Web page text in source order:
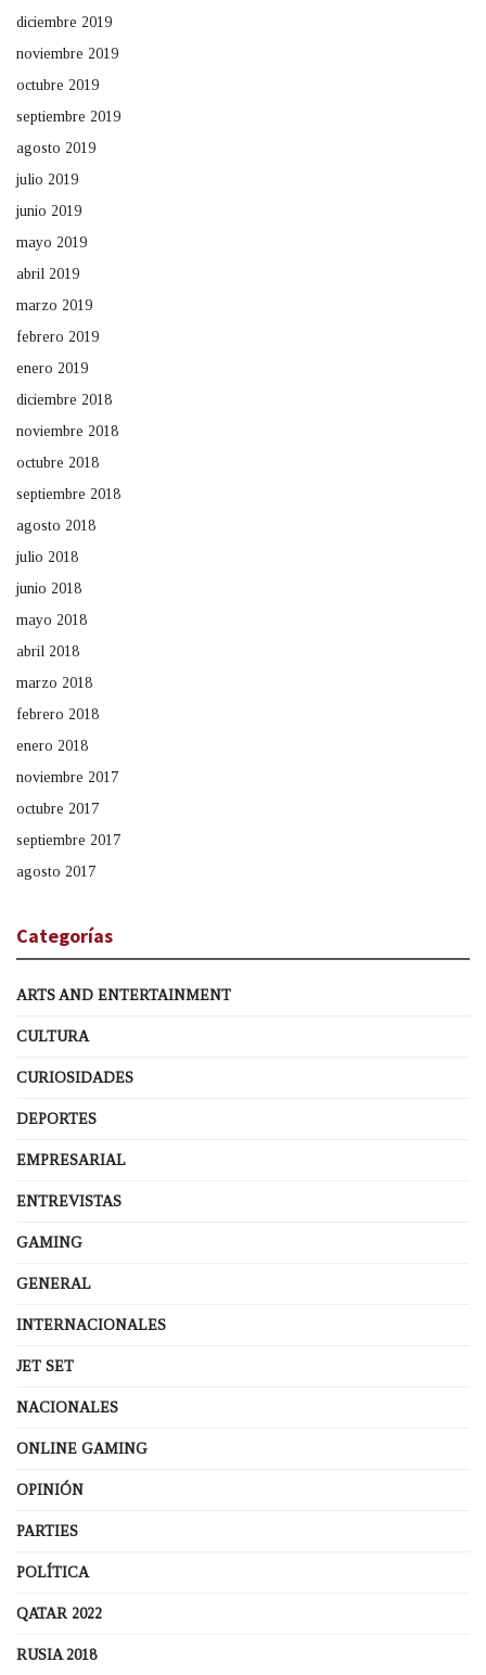
diciembre 2019
noviembre 2019
octubre 2019
septiembre 2019
agosto 2019
julio 2019
junio 2019
mayo 2019
abril 2019
marzo 2019
febrero 2019
enero 2019
diciembre 2018
noviembre 2018
octubre 2018
septiembre 2018
agosto 2018
julio 2018
junio 2018
mayo 2018
abril 2018
marzo 2018
febrero 2018
enero 2018
noviembre 2017
octubre 2017
septiembre 2017
agosto 2017
Categorías
ARTS AND ENTERTAINMENT
CULTURA
CURIOSIDADES
DEPORTES
EMPRESARIAL
ENTREVISTAS
GAMING
GENERAL
INTERNACIONALES
JET SET
NACIONALES
ONLINE GAMING
OPINIÓN
PARTIES
POLÍTICA
QATAR 2022
RUSIA 2018